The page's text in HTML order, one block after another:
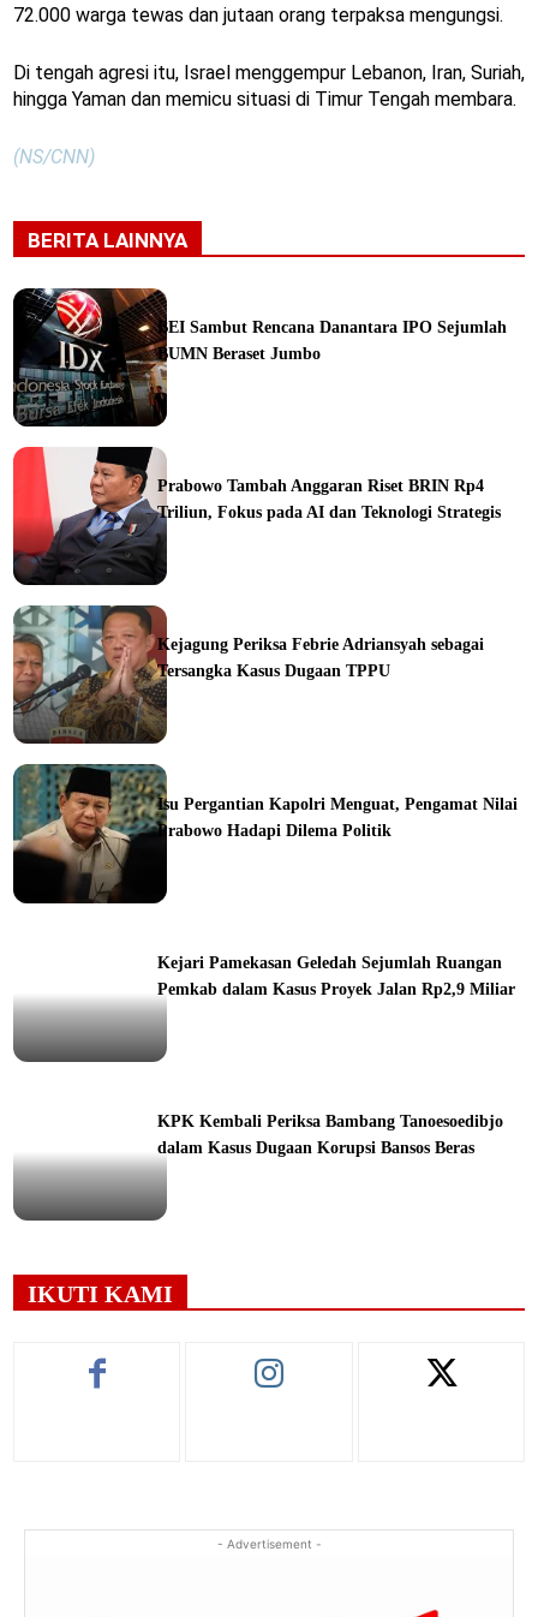
72.000 warga tewas dan jutaan orang terpaksa mengungsi.
Di tengah agresi itu, Israel menggempur Lebanon, Iran, Suriah,
hingga Yaman dan memicu situasi di Timur Tengah membara.
(NS/CNN)
BERITA LAINNYA
BEI Sambut Rencana Danantara IPO Sejumlah
BUMN Beraset Jumbo
Prabowo Tambah Anggaran Riset BRIN Rp4
Triliun, Fokus pada AI dan Teknologi Strategis
Kejagung Periksa Febrie Adriansyah sebagai
Tersangka Kasus Dugaan TPPU
Isu Pergantian Kapolri Menguat, Pengamat Nilai
Prabowo Hadapi Dilema Politik
Kejari Pamekasan Geledah Sejumlah Ruangan
Pemkab dalam Kasus Proyek Jalan Rp2,9 Miliar
KPK Kembali Periksa Bambang Tanoesoedibjo
dalam Kasus Dugaan Korupsi Bansos Beras
IKUTI KAMI
- Advertisement -